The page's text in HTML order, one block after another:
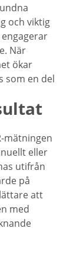
och viktig
När
ökar
som en del
mätningen
eller
utifrån
på
att
med